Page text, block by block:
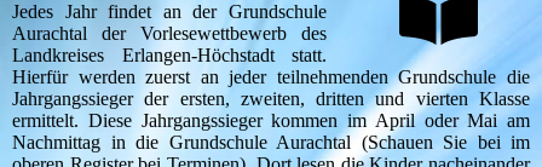
Jedes Jahr findet an der Grundschule
Aurachtal der Vorlesewettbewerb des
Landkreises Erlangen-Höchstadt statt.
Hierfür werden zuerst an jeder teilnehmenden Grundschule die
Jahrgangssieger der ersten, zweiten, dritten und vierten Klasse
ermittelt. Diese Jahrgangssieger kommen im April oder Mai am
Nachmittag in die Grundschule Aurachtal (Schauen Sie bei im